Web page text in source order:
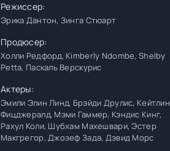
Режиссер:
Эрика Дантон, Зинга Стюарт
Продюсер:
Холли Редфорд, Kimberly Ndombe, Shelby
Petta, Паскаль Верскурис
Актеры:
Эмили Элин Линд, Брэйди Друлис, Кейтлин
Фицджералд, Мэми Гаммер, Кэндис Кинг,
Рахул Коли, Шубхам Махешвари, Эстер
Макгрегор, Джозеф Зада, Дэвид Морс